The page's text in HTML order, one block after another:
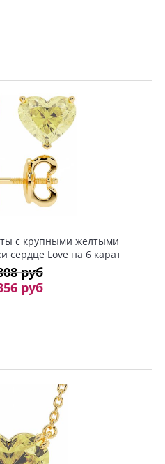
с крупными желтыми
сердце Love на 6 карат
руб
руб